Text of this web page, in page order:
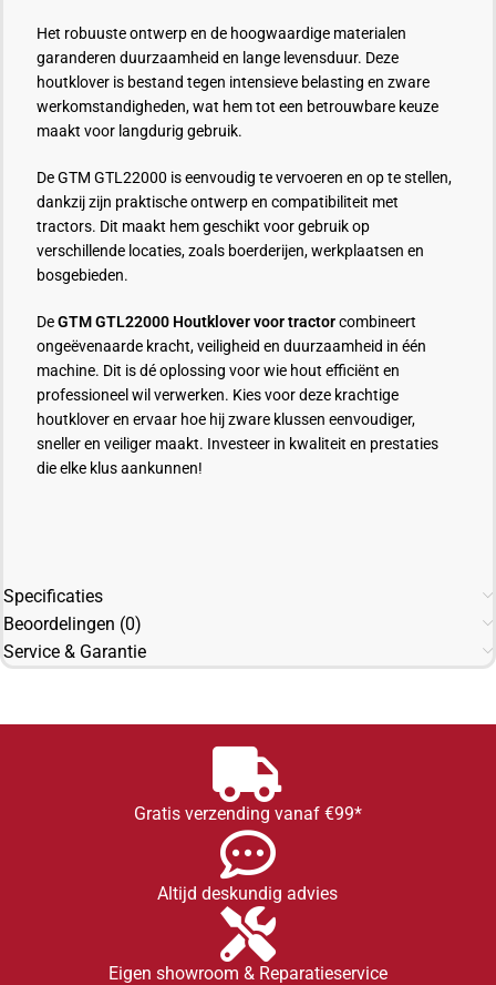
Het robuuste ontwerp en de hoogwaardige materialen
garanderen duurzaamheid en lange levensduur. Deze
houtklover is bestand tegen intensieve belasting en zware
werkomstandigheden, wat hem tot een betrouwbare keuze
maakt voor langdurig gebruik.
De GTM GTL22000 is eenvoudig te vervoeren en op te stellen,
dankzij zijn praktische ontwerp en compatibiliteit met
tractors. Dit maakt hem geschikt voor gebruik op
verschillende locaties, zoals boerderijen, werkplaatsen en
bosgebieden.
DeGTM GTL22000 Houtklover voor tractorcombineert
ongeëvenaarde kracht, veiligheid en duurzaamheid in één
machine. Dit is dé oplossing voor wie hout efficiënt en
professioneel wil verwerken. Kies voor deze krachtige
houtklover en ervaar hoe hij zware klussen eenvoudiger,
sneller en veiliger maakt. Investeer in kwaliteit en prestaties
die elke klus aankunnen!
Specificaties
Beoordelingen (0)
Service & Garantie
Gratis verzending vanaf €99*
Altijd deskundig advies
Eigen showroom & Reparatieservice